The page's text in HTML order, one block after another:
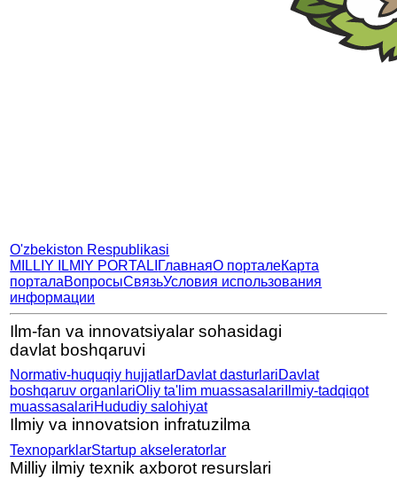
O'zbekiston Respublikasi
MILLIY ILMIY PORTALI ГлавнаяО порталеКарта
порталаВопросыСвязьУсловия использования
информации
Ilm-fan va innovatsiyalar sohasidagi
davlat boshqaruvi
Normativ-huquqiy hujjatlarDavlat dasturlariDavlat
boshqaruv organlariOliy ta'lim muassasalari Ilmiy-tadqiqot
muassasalariHududiy salohiyat
Ilmiy va innovatsion infratuzilma
TexnoparklarStartup akseleratorlar
Milliy ilmiy texnik axborot resurslari